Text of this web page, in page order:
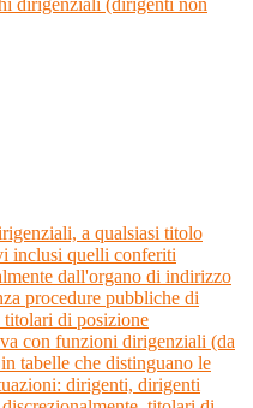
dirigenziali (dirigenti non
a qualsiasi titolo
inclusi quelli conferiti
dall'organo di indirizzo
procedure pubbliche di
titolari di posizione
con funzioni dirigenziali (da
tabelle che distinguano le
dirigenti, dirigenti